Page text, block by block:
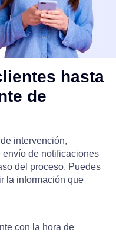
hasta
de
intervención,
de notificaciones
del proceso. Puedes
la información que
con la hora de